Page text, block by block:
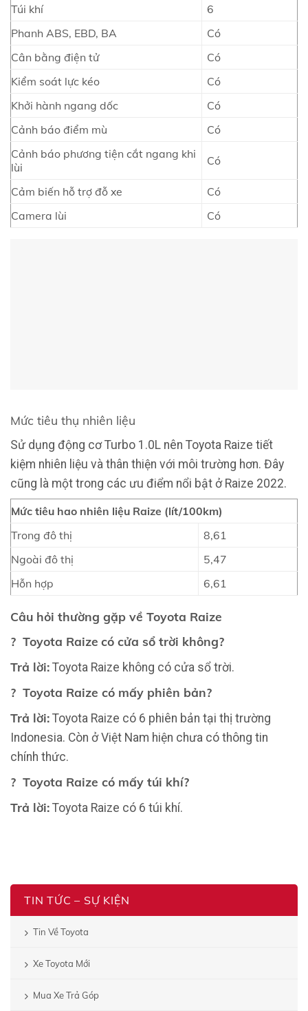
TIN TỨC – SỰ KIỆN
Tin Về Toyota
Xe Toyota Mới
Mua Xe Trả Góp
Túi khí
6
Phanh ABS, EBD, BA
Có
Cân bằng điện tử
Có
Kiểm soát lực kéo
Có
Khởi hành ngang dốc
Có
Cảnh báo điểm mù
Có
Cảnh báo phương tiện cắt ngang khi
lùi
Có
Cảm biến hỗ trợ đỗ xe
Có
Camera lùi
Có
Mức tiêu thụ nhiên liệu
Sử dụng động cơ Turbo 1.0L nên Toyota Raize tiết
kiệm nhiên liệu và thân thiện với môi trường hơn. Đây
cũng là một trong các ưu điểm nổi bật ở Raize 2022.
Mức tiêu hao nhiên liệu Raize (lít/100km)
Trong đô thị
8,61
Ngoài đô thị
5,47
Hỗn hợp
6,61
Câu hỏi thường gặp về Toyota Raize
? Toyota Raize có cửa sổ trời không?
Trả lời: Toyota Raize không có cửa sổ trời.
? Toyota Raize có mấy phiên bản?
Trả lời: Toyota Raize có 6 phiên bản tại thị trường
Indonesia. Còn ở Việt Nam hiện chưa có thông tin
chính thức.
? Toyota Raize có mấy túi khí?
Trả lời: Toyota Raize có 6 túi khí.